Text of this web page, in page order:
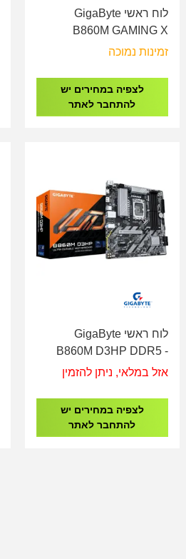
לוח ראשי GigaByte
B860M GAMING X
WIFI6E DDR5 - Socket
זמינות נמוכה
לצפיה במחירים יש
להתחבר לאתר
לוח ראשי GigaByte
B860M D3HP DDR5 -
Socket 1851
אזל במלאי, ניתן להזמין
לצפיה במחירים יש
להתחבר לאתר